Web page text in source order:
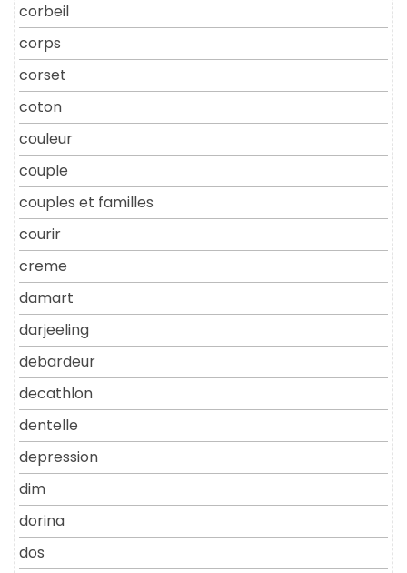
corbeil
corps
corset
coton
couleur
couple
couples et familles
courir
creme
damart
darjeeling
debardeur
decathlon
dentelle
depression
dim
dorina
dos